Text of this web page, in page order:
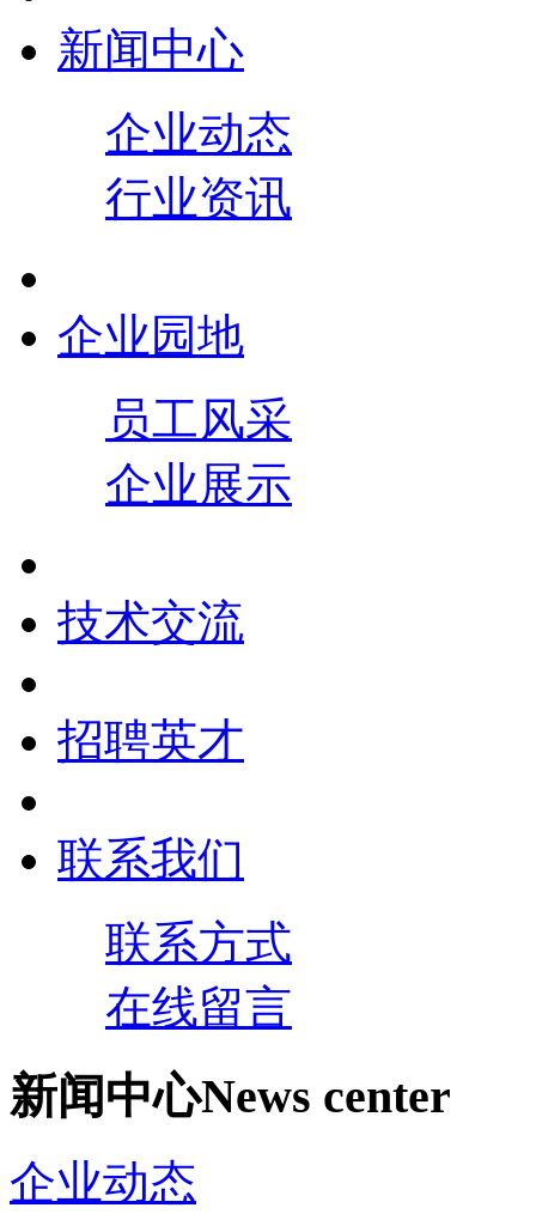
新闻中心
企业动态
行业资讯
企业园地
员工风采
企业展示
技术交流
招聘英才
联系我们
联系方式
在线留言
新闻中心News center
企业动态